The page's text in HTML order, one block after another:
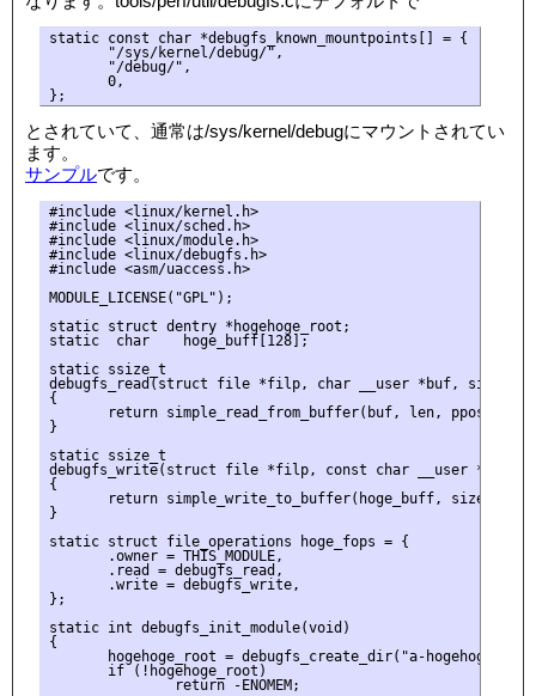
static const char *debugfs_known_mountpoints[] = {
       "/sys/kernel/debug/",
       "/debug/",
       0,
とされていて、通常は/sys/kernel/debugにマウントされてい
ます。
サンプルです。
#include <linux/kernel.h>
#include <linux/sched.h>
#include <linux/module.h>
#include <linux/debugfs.h>
#include <asm/uaccess.h>
MODULE_LICENSE("GPL");
static struct dentry *hogehoge_root;
static  char    hoge_buff[128];
static ssize_t
debugfs_read(struct file *filp, char __user *buf, size_t
{
return simple_read_from_buffer(buf, len, ppos,
}
static ssize_t
debugfs_write(struct file *filp, const char __user *buf,
{
return simple_write_to_buffer(hoge_buff,
}
static struct file_operations hoge_fops = {
       .owner = THIS_MODULE,
       .read = debugfs_read,
       .write = debugfs_write,
};
static int debugfs_init_module(void)
{
hogehoge_root = debugfs_create_dir("a-hogehoge",
       if (!hogehoge_root)
               return -ENOMEM;